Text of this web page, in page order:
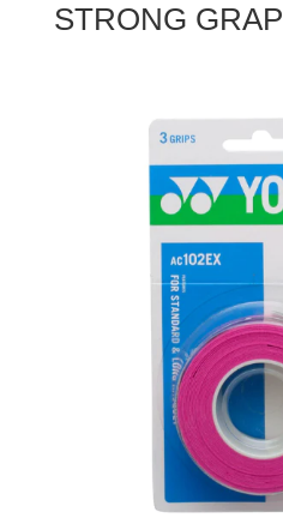
STRONG GRAP